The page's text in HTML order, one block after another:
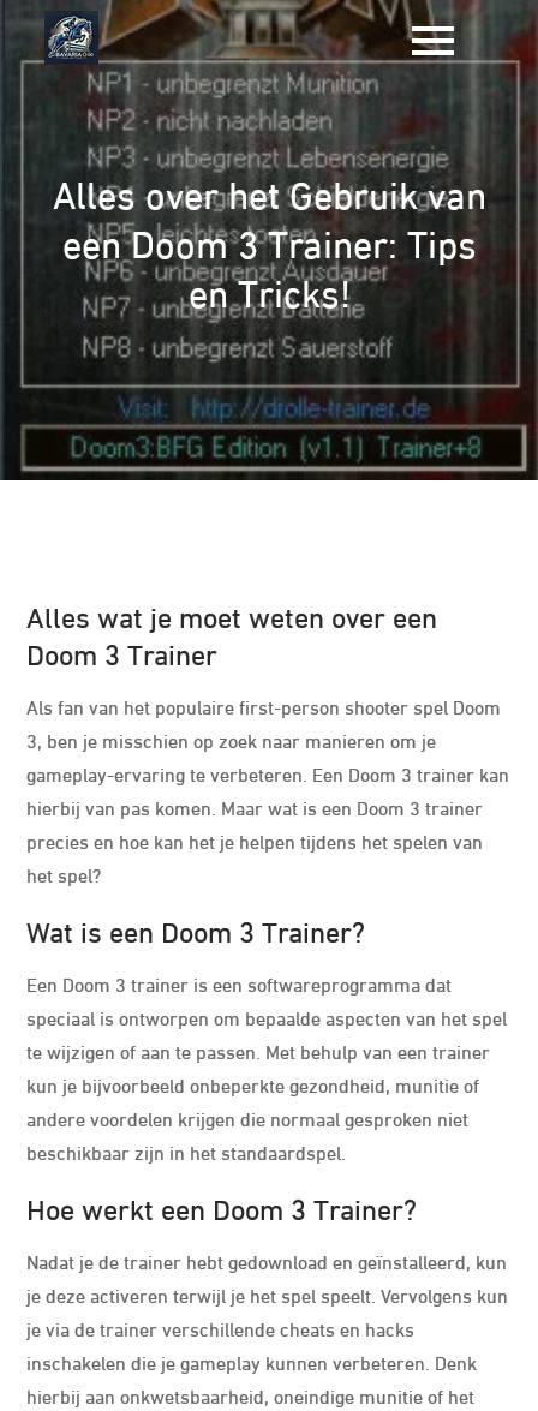
Naar
Alles over het Gebruik van
een Doom 3 Trainer: Tips
en Tricks!
Alles wat je moet weten over een
Doom 3 Trainer
Als fan van het populaire first-person shooter spel Doom
3, ben je misschien op zoek naar manieren om je
gameplay-ervaring te verbeteren. Een Doom 3 trainer kan
hierbij van pas komen. Maar wat is een Doom 3 trainer
precies en hoe kan het je helpen tijdens het spelen van
het spel?
Wat is een Doom 3 Trainer?
Een Doom 3 trainer is een softwareprogramma dat
speciaal is ontworpen om bepaalde aspecten van het spel
te wijzigen of aan te passen. Met behulp van een trainer
kun je bijvoorbeeld onbeperkte gezondheid, munitie of
andere voordelen krijgen die normaal gesproken niet
beschikbaar zijn in het standaardspel.
Hoe werkt een Doom 3 Trainer?
Nadat je de trainer hebt gedownload en geïnstalleerd, kun
je deze activeren terwijl je het spel speelt. Vervolgens kun
je via de trainer verschillende cheats en hacks
inschakelen die je gameplay kunnen verbeteren. Denk
hierbij aan onkwetsbaarheid, oneindige munitie of het